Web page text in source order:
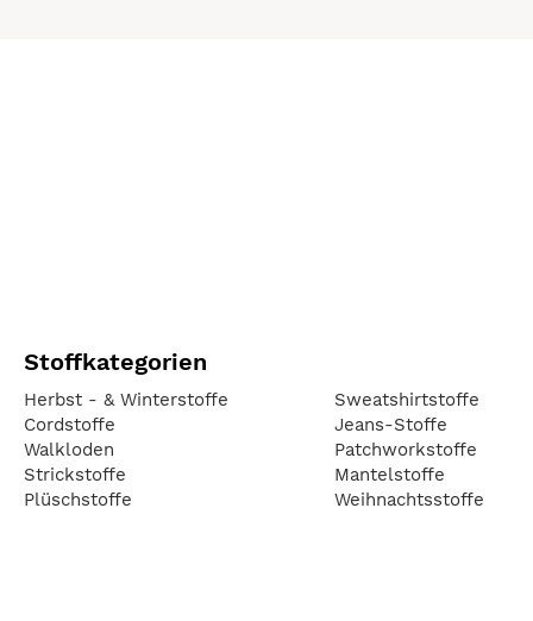
Stoffkategorien
Herbst - & Winterstoffe
Cordstoffe
Walkloden
Strickstoffe
Plüschstoffe
Sweatshirtstoffe
Jeans-Stoffe
Patchworkstoffe
Mantelstoffe
Weihnachtsstoffe